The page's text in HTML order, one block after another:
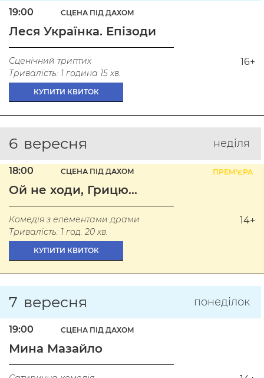
19:00 СЦЕНА ПІД ДАХОМ
Леся Українка. Епізоди
Сценічний триптих
Тривалість: 1 година 15 хв.
16+
КУПИТИ КВИТОК
6 вересня неділя
18:00 СЦЕНА ПІД ДАХОМ ПРЕМ'ЄРА
Ой не ходи, Грицю…
Комедія з елементами драми
Тривалість: 1 год. 20 хв.
14+
КУПИТИ КВИТОК
7 вересня понеділок
19:00 СЦЕНА ПІД ДАХОМ
Мина Мазайло